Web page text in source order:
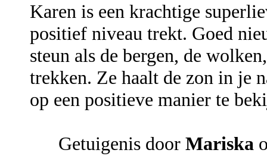
Karen is een krachtige
positief niveau trekt. Goed
steun als de bergen, de
trekken. Ze haalt de zon in je
op een positieve manier te
Getuigenis door Mariska